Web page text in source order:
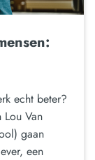
echt beter?
Lou Van
gaan
een